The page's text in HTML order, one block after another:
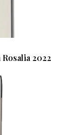
2022